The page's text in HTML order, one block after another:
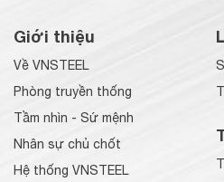
Giới thiệu
Về VNSTEEL
Phòng truyền thống
Tầm nhìn - Sứ mệnh
Nhân sự chủ chốt
Hệ thống VNSTEEL